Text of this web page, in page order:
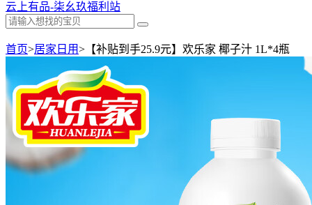
云上有品-柒幺玖福利站
首页>居家日用> 【补贴到手25.9元】欢乐家 椰子汁 1L*4瓶